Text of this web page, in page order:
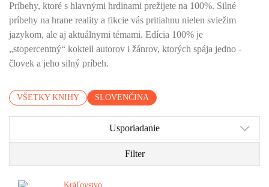
Príbehy, ktoré s hlavnými hrdinami prežijete na 100%. Silné
príbehy na hrane reality a fikcie vás pritiahnu nielen sviežim
jazykom, ale aj aktuálnymi témami. Edícia 100% je
„stopercentný“ kokteil autorov i žánrov, ktorých spája jedno -
človek a jeho silný príbeh.
VŠETKY KNIHY SLOVENČINA
Usporiadanie
Filter